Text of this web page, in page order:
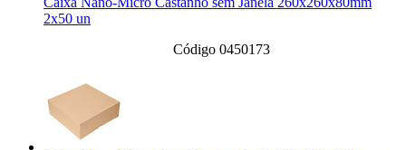
2x50 un
Código 0450173